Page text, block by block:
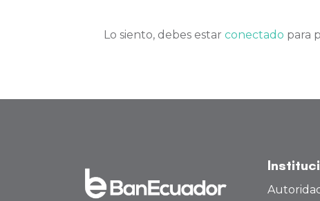
Lo siento, debes estar conectado para